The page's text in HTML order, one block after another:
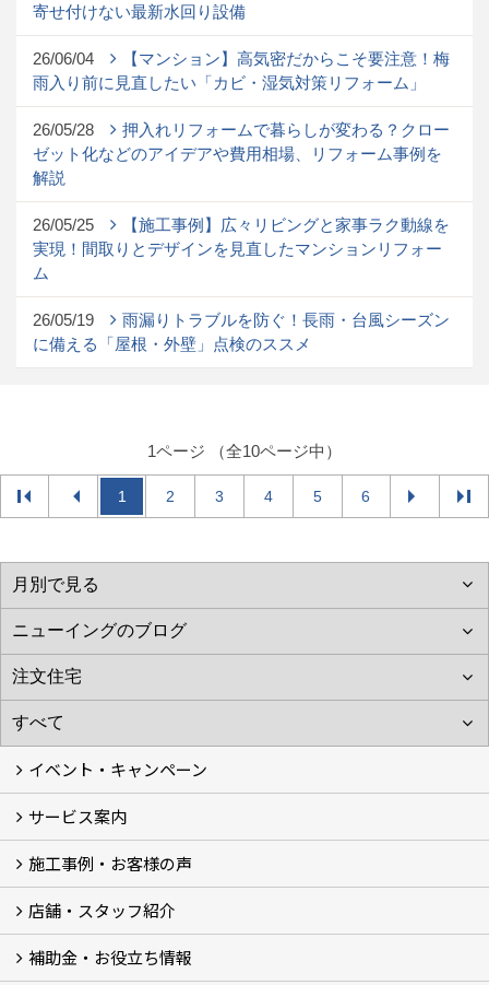
寄せ付けない最新水回り設備
26/06/04
【マンション】高気密だからこそ要注意！梅
雨入り前に見直したい「カビ・湿気対策リフォーム」
26/05/28
押入れリフォームで暮らしが変わる？クロー
ゼット化などのアイデアや費用相場、リフォーム事例を
解説
26/05/25
【施工事例】広々リビングと家事ラク動線を
実現！間取りとデザインを見直したマンションリフォー
ム
26/05/19
雨漏りトラブルを防ぐ！長雨・台風シーズン
に備える「屋根・外壁」点検のススメ
1ページ （全10ページ中）
1 2 3 4 5 6
イベント・キャンペーン
最新のイベント・キャンペーン情報
過去のイベント・キャンペーン
サービス案内
リフォームメニュー (17)
マンションリノベ
外壁塗装リフォーム
防音室リフォーム
近鉄不動産のドッグリフォーム by K・DogSpa
住まいの無料点検
リフォームの流れ
リフォーム成功のQ＆A
保証とアフターサービス
私たちが大切にしていること
安心のリフォーム体制
施工担当者の想い
多種多様なニーズに応える提案力
施工事例・お客様の声
施工事例集
ビフォーアフター集
お客様の声
店舗・スタッフ紹介
店舗 (12)
スタッフ
Googleクチコミ評価
近鉄のリフォーム NEWing (2)
補助金・お役立ち情報